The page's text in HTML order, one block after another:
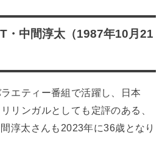
中間淳太（1987年10月21
エティー番組で活躍し、日本
リンガルとしても定評のある、
淳太さんも2023年に36歳となり